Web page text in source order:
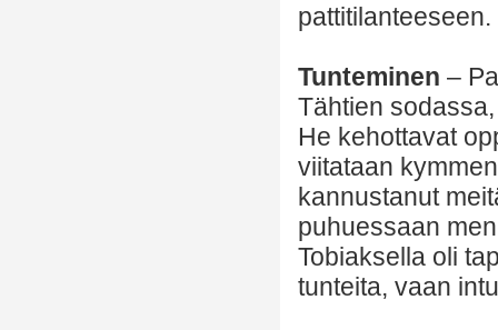
pattitilanteeseen.
Tunteminen –
Tähtien
He kehottavat
viitataan
kannustanut
puhuessaan
Tobiaksella oli
tunteita, vaan